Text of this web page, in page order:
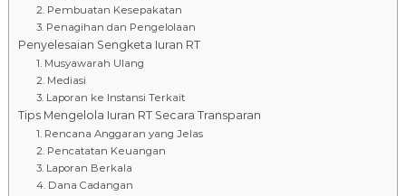
2. Pembuatan Kesepakatan
3. Penagihan dan Pengelolaan
Penyelesaian Sengketa Iuran RT
1. Musyawarah Ulang
2. Mediasi
3. Laporan ke Instansi Terkait
Tips Mengelola Iuran RT Secara Transparan
1. Rencana Anggaran yang Jelas
2. Pencatatan Keuangan
3. Laporan Berkala
4. Dana Cadangan